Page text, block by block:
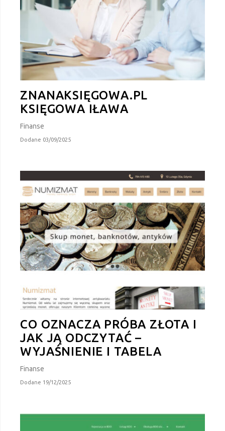
ZNANAKSIĘGOWA.PL
KSIĘGOWA IŁAWA
Finanse
Dodane 03/09/2025
CO OZNACZA PRÓBA ZŁOTA I
JAK JĄ ODCZYTAĆ –
WYJAŚNIENIE I TABELA
Finanse
Dodane 19/12/2025